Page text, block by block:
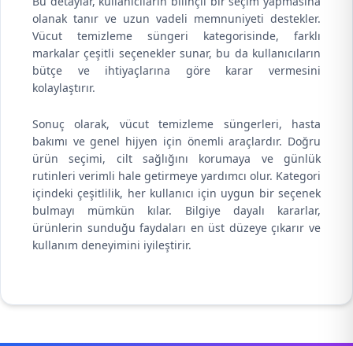
olanak tanır ve uzun vadeli memnuniyeti destekler.
Vücut temizleme süngeri kategorisinde, farklı
markalar çeşitli seçenekler sunar, bu da kullanıcıların
bütçe ve ihtiyaçlarına göre karar vermesini
kolaylaştırır.
Sonuç olarak, vücut temizleme süngerleri, hasta
bakımı ve genel hijyen için önemli araçlardır. Doğru
ürün seçimi, cilt sağlığını korumaya ve günlük
rutinleri verimli hale getirmeye yardımcı olur. Kategori
içindeki çeşitlilik, her kullanıcı için uygun bir seçenek
bulmayı mümkün kılar. Bilgiye dayalı kararlar,
ürünlerin sunduğu faydaları en üst düzeye çıkarır ve
kullanım deneyimini iyileştirir.